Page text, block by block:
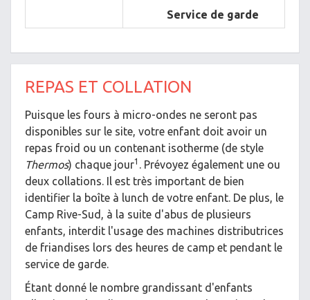
Service de garde
REPAS ET COLLATION
Puisque les fours à micro-ondes ne seront pas
disponibles sur le site, votre enfant doit avoir un
repas froid ou un contenant isotherme (de style
Thermos) chaque jour1 . Prévoyez également une ou
deux collations. Il est très important de bien
identifier la boîte à lunch de votre enfant. De plus, le
Camp Rive-Sud, à la suite d'abus de plusieurs
enfants, interdit l'usage des machines distributrices
de friandises lors des heures de camp et pendant le
service de garde.
Étant donné le nombre grandissant d'enfants